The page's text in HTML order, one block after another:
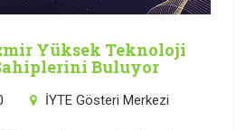
Yüksek Teknoloji
Buluyor
İYTE Gösteri Merkezi